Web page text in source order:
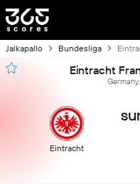
Jalkapallo Bundesliga
Eintracht
Eintracht